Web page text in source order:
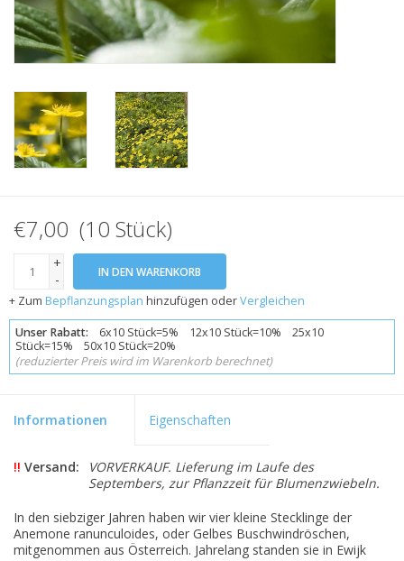
Starke Zwiebel Tage
€7,00 (10 Stück)
+
-
IN DEN WARENKORB
+ Zum Bepflanzungsplan hinzufügen oderVergleichen
Unser Rabatt: 6x10 Stück=5% 12x10 Stück=10% 25x10
Stück=15% 50x10 Stück=20%
(reduzierter Preis wird im Warenkorb berechnet)
Informationen Eigenschaften
!! Versand:
VORVERKAUF. Lieferung im Laufe des
Septembers, zur Pflanzzeit für Blumenzwiebeln.
In den siebziger Jahren haben wir vier kleine Stecklinge der
Anemone ranunculoides, oder Gelbes Buschwindröschen,
mitgenommen aus Österreich. Jahrelang standen sie in Ewijk